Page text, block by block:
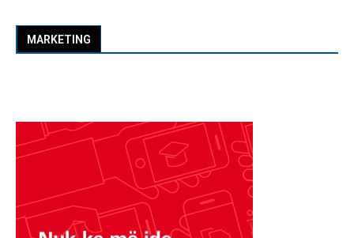
MARKETING